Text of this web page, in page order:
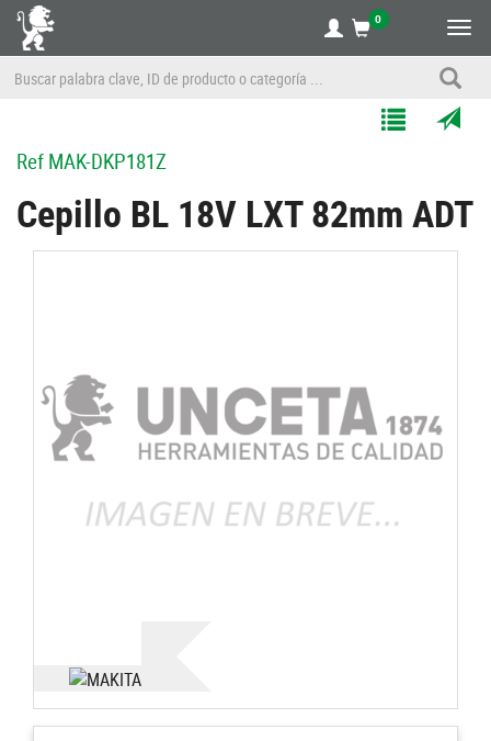
0
correo
a
un
Listas
RefMAK-DKP181Z
Cepillo BL 18V LXT 82mm ADT